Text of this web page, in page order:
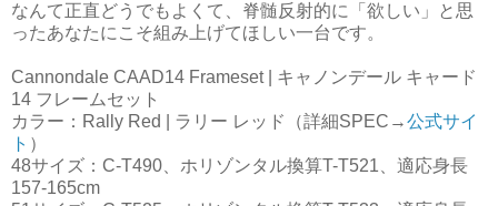
なんて正直どうでもよくて、脊髄反射的に「欲しい」と思
ったあなたにこそ組み上げてほしい一台です。
Cannondale CAAD14 Frameset | キャノンデール キャード
14 フレームセット
カラー：Rally Red | ラリー レッド（詳細SPEC→公式サイ
ト ）
48サイズ：C-T490、ホリゾンタル換算T-T521、適応身長
157-165cm